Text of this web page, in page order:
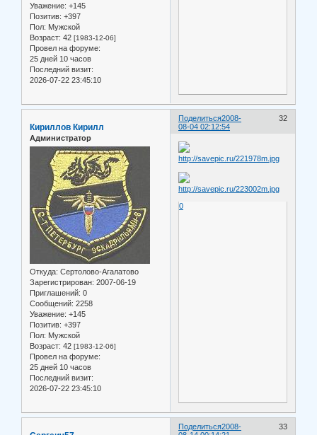
Уважение: +145
Позитив: +397
Пол: Мужской
Возраст: 42 [1983-12-06]
Провел на форуме:
25 дней 10 часов
Последний визит:
2026-07-22 23:45:10
Поделиться 32
2008-
08-04 02:12:54
Кириллов Кирилл
Администратор
Откуда: Сертолово-Агалатово
Зарегистрирован: 2007-06-19
Приглашений: 0
Сообщений: 2258
Уважение: +145
Позитив: +397
Пол: Мужской
Возраст: 42 [1983-12-06]
Провел на форуме:
25 дней 10 часов
Последний визит:
2026-07-22 23:45:10
0
Поделиться 33
2008-